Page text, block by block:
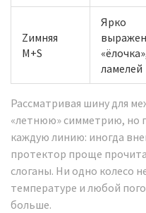
Zимняя
M+S
Ярко
ламелей
Рассматривая шину для
«летнюю» симметрию, но
каждую линию: иногда
протектор проще
слоганы. Ни одно колесо
температуре и любой
больше.